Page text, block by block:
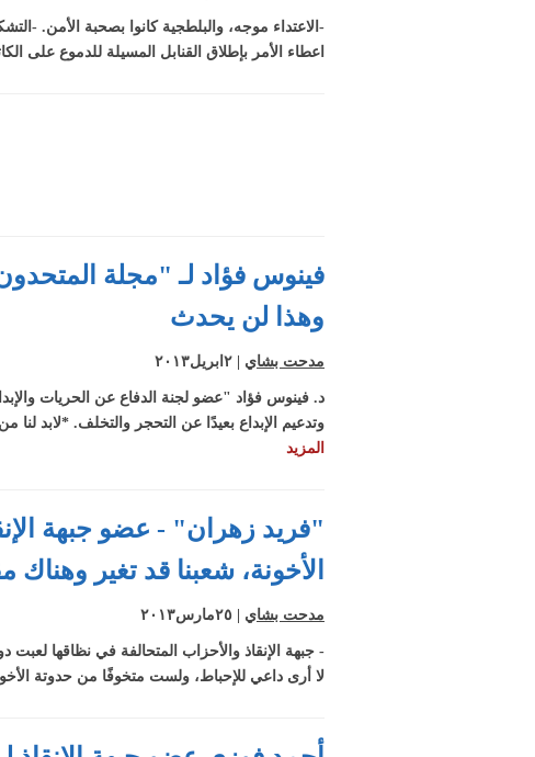
-الاعتداء موجه، والبلطجية كانوا بصحبة الأمن. -
اعطاء الأمر بإطلاق القنابل المسيلة للدموع على
فينوس فؤاد لـ "مجلة
وهذا لن يحدث
مدحت بشاي
د. فينوس فؤاد "عضو لجنة الدفاع عن الحريات
وتدعيم الإبداع بعيدًا عن التحجر والتخلف. *لابد
المزيد
"فريد زهران" - عضو جبهة
الأخونة، شعبنا قد تغير وهناك
مدحت بشاي
- جبهة الإنقاذ والأحزاب المتحالفة في نظاقها لعبت
لا أرى داعي للإحباط، ولست متخوفًا من حدوتة